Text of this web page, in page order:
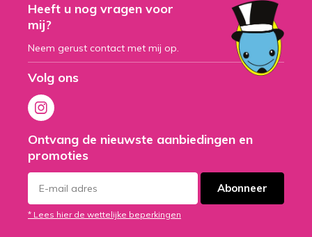
Heeft u nog vragen voor
mij?
Neem gerust contact met mij op.
Volg ons
Ontvang de nieuwste aanbiedingen en
promoties
Abonneer
* Lees hier de wettelijke beperkingen